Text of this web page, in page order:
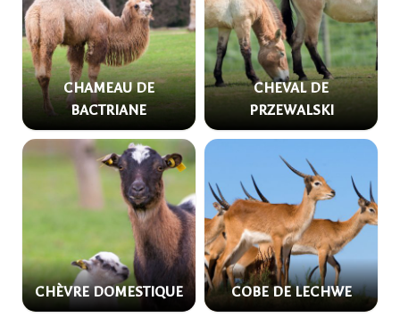
CHAMEAU DE
BACTRIANE
CHEVAL DE
PRZEWALSKI
CHÈVRE DOMESTIQUE COBE DE LECHWE